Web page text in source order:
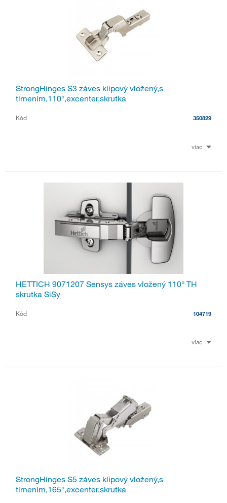
StrongHinges S3 záves klipový vložený,s
tlmením,110°,excenter,skrutka
Kód 350829
viac
HETTICH 9071207 Sensys záves vložený 110° TH
skrutka SiSy
Kód 104719
viac
StrongHinges S5 záves klipový vložený,s
tlmením,165°,excenter,skrutka